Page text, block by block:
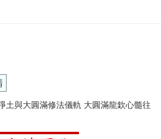
土與大圓滿修法儀軌 大圓滿龍欽心髓往